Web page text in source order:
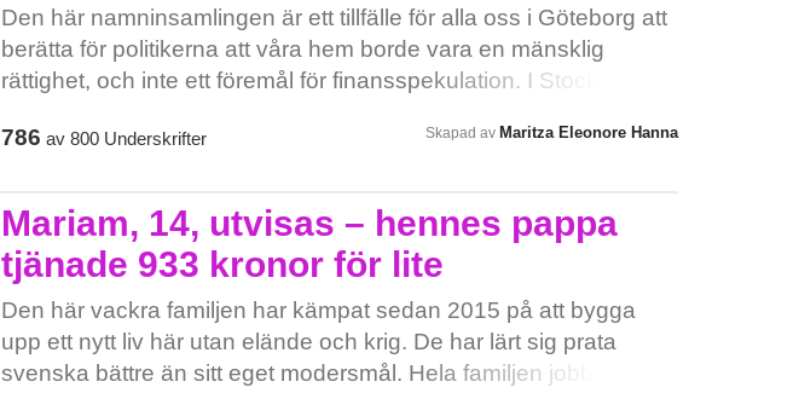
Den här namninsamlingen är ett tillfälle för alla oss i Göteborg att
berätta för politikerna att våra hem borde vara en mänsklig
rättighet, och inte ett föremål för finansspekulation. I Stockholm,
ett sammelsurium av skräck, i en artikel, med oseriösa bolag som
Oavsett om du bor i hyresrätt eller bostadsrätt, behöver
hyresrätten finnas för oss som lever nu, och de som kommer
efter oss. Det är ett arv från tidigare generationer, och något att
bevara för nästa. Här finns lite mer att läsa för den som vill
fördjupa sig: Nätverket Stoppa Ombildningarna vill ge en annan
bild än den från mäklare och konsulter, och skriver tänkvärt:
786 av 800Underskrifter Skapad av Maritza Eleonore Hanna
Mariam, 14, utvisas – hennes pappa
tjänade 933 kronor för lite
Den här vackra familjen har kämpat sedan 2015 på att bygga
upp ett nytt liv här utan elände och krig. De har lärt sig prata
svenska bättre än sitt eget modersmål. Hela familjen jobbar